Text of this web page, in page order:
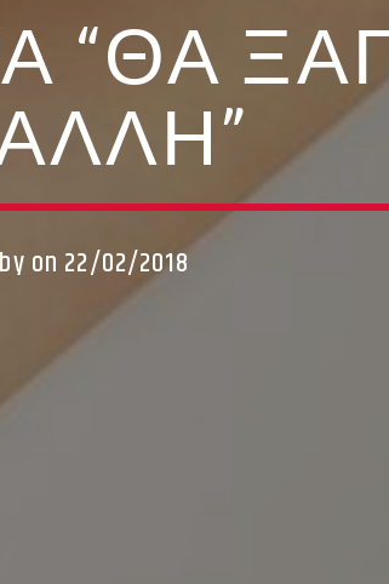
“ΘΑ
on 22/02/2018